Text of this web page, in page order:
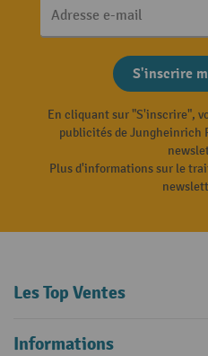
Adresse e-mail
S'inscrire
En cliquant sur "S'inscrire",
publicités de Jungheinrich
Plus d'informations sur le
Les Top Ventes
Informations